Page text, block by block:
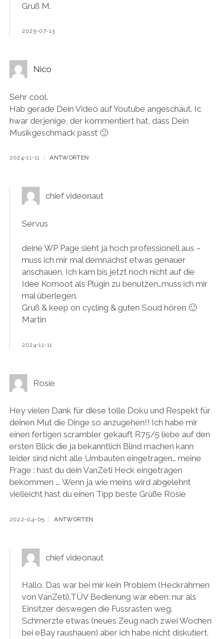
Gruß M.
2025-07-13
Nico
Sehr cool.
Hab gerade Dein Video auf Youtube angeschaut. Ic
hwar derjenige, der kommentiert hat, dass Dein
Musikgeschmack passt 🙂
2024-11-11 ANTWORTEN
chief videonaut
Servus
deine WP Page sieht ja hoch professionell aus –
muss ich mir mal demnächst etwas genauer
anschauen. Ich kam bis jetzt noch nicht auf die
Idee Komoot als Plugin zu benutzen…muss ich mir
mal überlegen.
Gruß & keep on cycling & guten Soud hören 🙂
Martin
2024-11-11
Rosie
Hey vielen Dank für diese tolle Doku und Respekt für
deinen Mut die Dinge so anzugehen!! Ich habe mir
einen fertigen scrambler gekauft R75/5 liebe auf den
ersten Blick die ja bekanntlich Blind machen kann
leider sind nicht alle Umbauten eingetragen… meine
Frage : hast du dein VanZeti Heck eingetragen
bekommen …. Wenn ja wie meins wird abgelehnt
vielleicht hast du einen Tipp beste Grüße Rosie
2022-04-05 ANTWORTEN
chief videonaut
Hallo. Das war bei mir kein Problem (Heckrahmen
von VanZeti).TÜV Bedienung war eben: nur als
Einsitzer deswegen die Fussrasten weg.
Schmerzte etwas (neues Zeug nach zwei Wochen
bei eBay raushauen) aber ich habe nicht diskutiert.